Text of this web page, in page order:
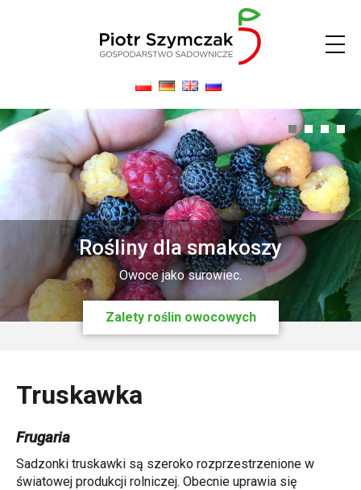
Rośliny dla smakoszy
Owoce jako surowiec.
Zalety roślin owocowych
Oferta jesienna 2025 - już jest !
Ofertę przesyłamy pod wskazany adres e-mail
Odezwij się do nas !
0 1 2 3
Truskawka
Frugaria
Sadzonki truskawki są szeroko rozprzestrzenione w
światowej produkcji rolniczej. Obecnie uprawia się